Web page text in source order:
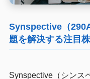
Synspective（
題を解決する注目株
Synspective（シンス